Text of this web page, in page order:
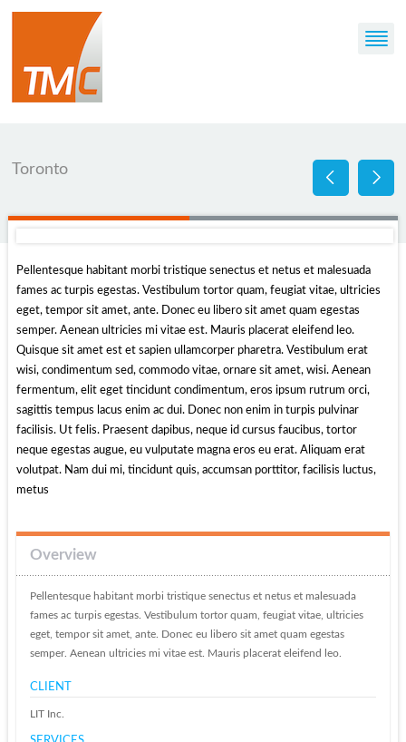
Toronto
Pellentesque habitant morbi tristique senectus et netus et malesuada
fames ac turpis egestas. Vestibulum tortor quam, feugiat vitae, ultricies
eget, tempor sit amet, ante. Donec eu libero sit amet quam egestas
semper. Aenean ultricies mi vitae est. Mauris placerat eleifend leo.
Quisque sit amet est et sapien ullamcorper pharetra. Vestibulum erat
wisi, condimentum sed, commodo vitae, ornare sit amet, wisi. Aenean
fermentum, elit eget tincidunt condimentum, eros ipsum rutrum orci,
sagittis tempus lacus enim ac dui. Donec non enim in turpis pulvinar
facilisis. Ut felis. Praesent dapibus, neque id cursus faucibus, tortor
neque egestas augue, eu vulputate magna eros eu erat. Aliquam erat
volutpat. Nam dui mi, tincidunt quis, accumsan porttitor, facilisis luctus,
metus
Overview
Pellentesque habitant morbi tristique senectus et netus et malesuada
fames ac turpis egestas. Vestibulum tortor quam, feugiat vitae, ultricies
eget, tempor sit amet, ante. Donec eu libero sit amet quam egestas
semper. Aenean ultricies mi vitae est. Mauris placerat eleifend leo.
CLIENT
LIT Inc.